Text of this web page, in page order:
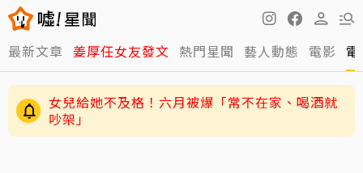
最新文章 姜厚任女友發文 熱門星聞 藝人動態 電影
女兒給她不及格！六月被爆「常不在家、喝酒就
吵架」